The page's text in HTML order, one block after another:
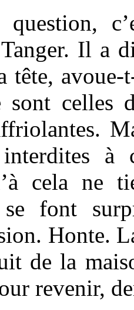
Il a
tête,
sont celles
interdites
cela ne
se font
Honte.
de la
revenir,